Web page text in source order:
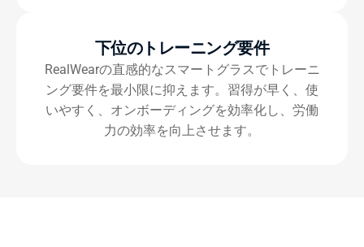
下位のトレーニング要件
RealWearの直感的なスマートグラスでトレーニ
ング要件を最小限に抑えます。習得が早く、使
いやすく、オンボーディングを効率化し、労働
力の効率を向上させます。